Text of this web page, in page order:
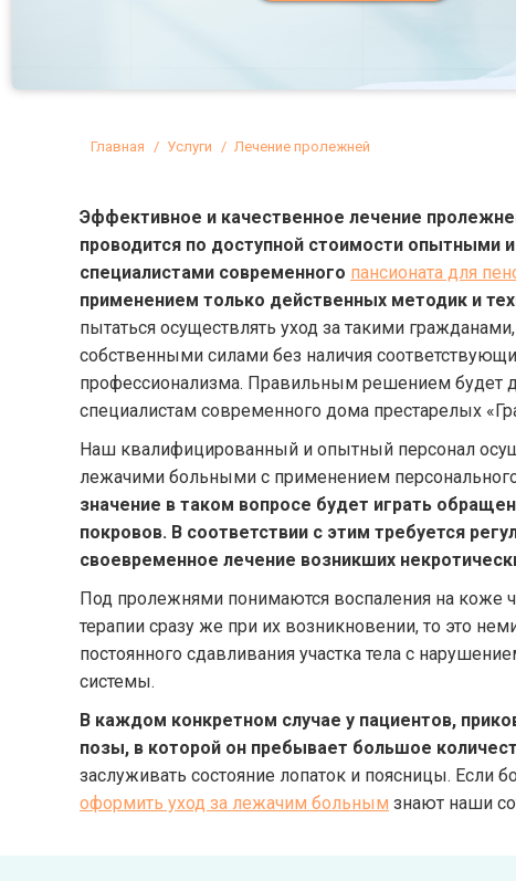
Вы здесь:
Главная Услуги Лечение пролежней
Эффективное и качественное лечение
проводится по доступной стоимости опытными
специалистами современного пансионата для
применением только действенных методик и
пытаться осуществлять уход за такими
собственными силами без наличия
профессионализма. Правильным решением будет
специалистам современного дома престарелых
Наш квалифицированный и опытный персонал
лежачими больными с применением
значение в таком вопросе будет играть
покровов. В соответствии с этим требуется
своевременное лечение возникших
Под пролежнями понимаются воспаления на коже
терапии сразу же при их возникновении, то это
постоянного сдавливания участка тела с
системы.
В каждом конкретном случае у пациентов,
позы, в которой он пребывает большое
заслуживать состояние лопаток и поясницы. Если
оформить уход за лежачим больным знают наши